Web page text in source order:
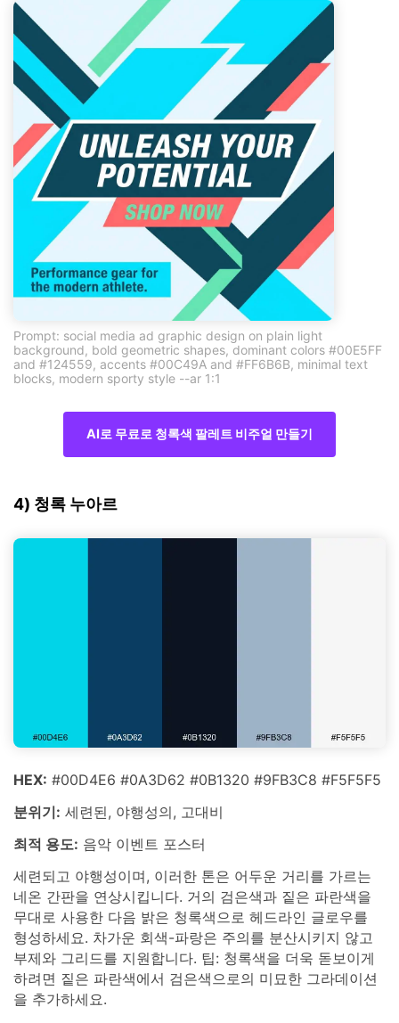
Prompt: social media ad graphic design on plain light
background, bold geometric shapes, dominant colors #00E5FF
and #124559, accents #00C49A and #FF6B6B, minimal text
blocks, modern sporty style --ar 1:1
AI로 무료로 청록색 팔레트 비주얼 만들기
4) 청록 누아르
HEX: #00D4E6 #0A3D62 #0B1320 #9FB3C8 #F5F5F5
분위기: 세련된, 야행성의, 고대비
최적 용도: 음악 이벤트 포스터
세련되고 야행성이며, 이러한 톤은 어두운 거리를 가르는
네온 간판을 연상시킵니다. 거의 검은색과 짙은 파란색을
무대로 사용한 다음 밝은 청록색으로 헤드라인 글로우를
형성하세요. 차가운 회색-파랑은 주의를 분산시키지 않고
부제와 그리드를 지원합니다. 팁: 청록색을 더욱 돋보이게
하려면 짙은 파란색에서 검은색으로의 미묘한 그라데이션
을 추가하세요.